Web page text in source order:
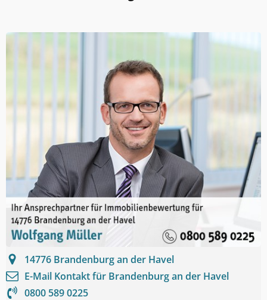
14776 Brandenburg an der Havel
E-Mail Kontakt für Brandenburg an der Havel
0800 589 0225